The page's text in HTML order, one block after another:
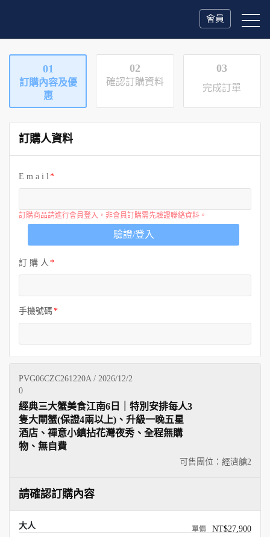
會員
01
訂購內容及優
惠
02
確認訂購資料
03
完成訂單
訂購人資料
E m a i l
訂購商品請進行會員登入，非會員訂購需先驗證聯絡資料。
驗證/登入
訂 購 人
手機號碼
PVG06CZC261220A / 2026/12/2
0
可售團位：經濟艙2
經典三大蟹美食江南6日｜特別安排每人3
隻大閘蟹(保證4兩以上)、升級一晚五星
酒店、禪意小鎮拈花灣夜秀、全程無購
物、無自費
請確認訂購內容
大人 NT$27,900